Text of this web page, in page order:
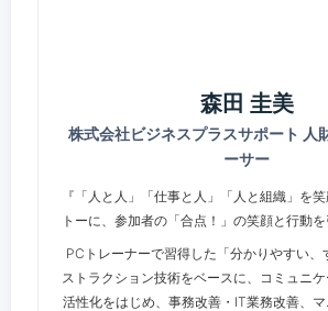
●担当分野 ◆階層別（経営層／管理者／リ
／女性社員／新入社員） ◆女性活躍支援（
／リーダー養成／ビジネススキル） ◆ビジ
改善／ミスゼロ／タイムマネジメント／論
ーマンスキル（コミュニケーション／チー
チベーションマネジメント／人間力向
●出 版 ◆著書 『失敗を未然に防ぐ 仕事の
則』 日本能率協会マネジメントセンター
しない人」と「ミスをする人」の習慣』
森田 圭美
株式会社ビジネスプラスサポート 人
ーサー
『「人と人」「仕事と人」「人と組織」を
トーに、参加者の「合点！」の笑顔と行動を
PCトレーナーで習得した「分かりやすい、
ストラクション技術をベースに、コミュニ
活性化をはじめ、事務改善・IT業務改善、